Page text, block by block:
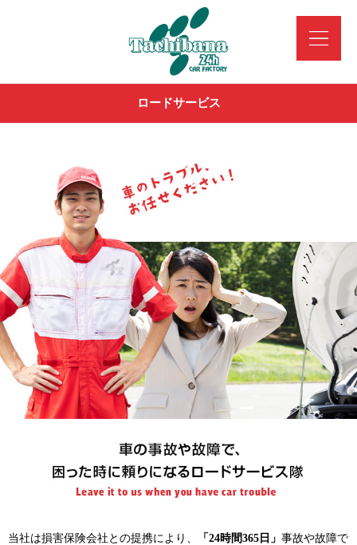
ロードサービス
当社は損害保険会社との提携により、 「24時間365日」 事故や故障で